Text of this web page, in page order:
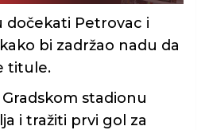
dočekati Petrovac i
bi zadržao nadu da
titule.
stadionu
i tražiti prvi gol za